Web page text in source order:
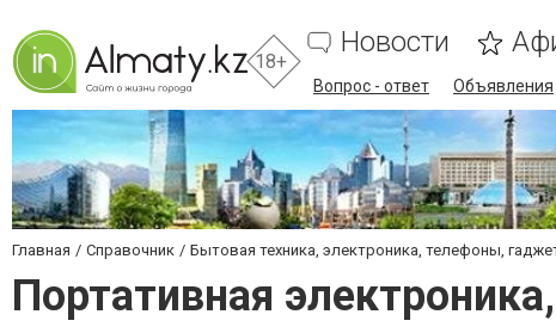
18+
Новости
Вопрос - ответ Объявления
Главная Справочник Бытовая техника, электроника, телефоны,
Портативная